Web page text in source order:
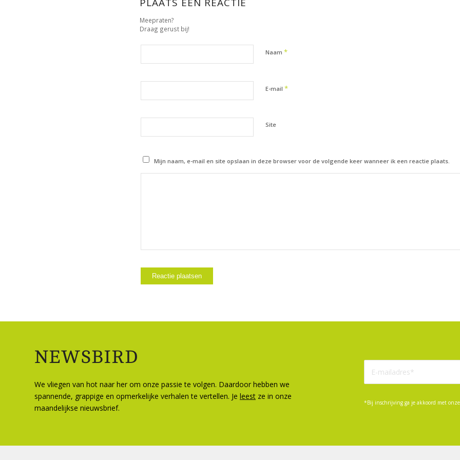
Meepraten?
Draag gerust bij!
Naam *
E-mail *
Site
Mijn naam, e-mail en site opslaan in deze browser voor de volgende keer wanneer ik een reactie plaats.
NEWSBIRD
We vliegen van hot naar her om onze passie te volgen. Daardoor hebben we
spannende, grappige en opmerkelijke verhalen te vertellen. Je leest ze in onze
maandelijkse nieuwsbrief.
*Bij inschrijving ga je akkoord met onze